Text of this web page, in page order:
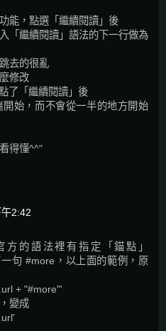
能，點選「繼續閱讀」後
「繼續閱讀」語法的下一行做為
去的很亂
修改
了「繼續閱讀」後
始，而不會從一半的地方開始
得懂^^"
2:42
的語法裡有指定「錨點」
句 #more，以上面的範例，原
+ "#more"'
變成